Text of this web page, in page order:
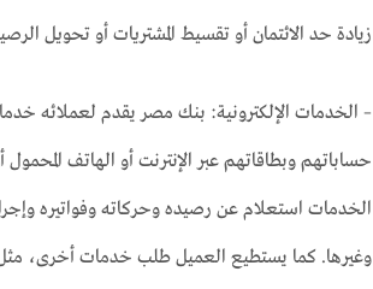
زيادة حد الائتمان أو تقسيط المشتريات أو تحويل
– الخدمات الإلكترونية: بنك مصر يقدم لعملائه
حساباتهم وبطاقاتهم عبر الإنترنت أو الهاتف
الخدمات استعلام عن رصيده وحركاته وفواتيره
وغيرها. كما يستطيع العميل طلب خدمات أخرى،